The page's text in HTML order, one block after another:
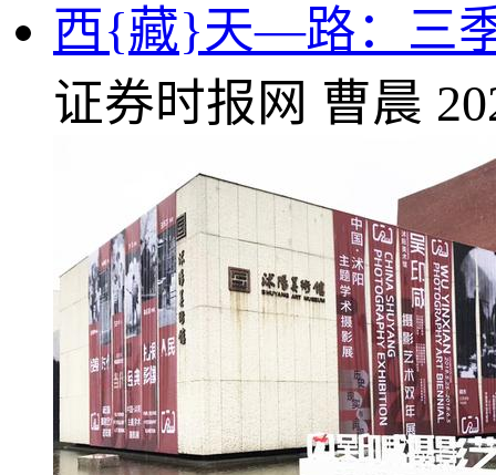
西{藏}天—路：三
证券时报网 曹晨